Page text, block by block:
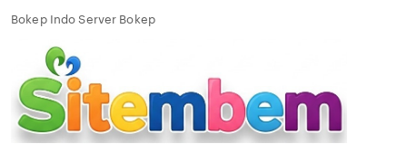
Bokep Indo Server Bokep